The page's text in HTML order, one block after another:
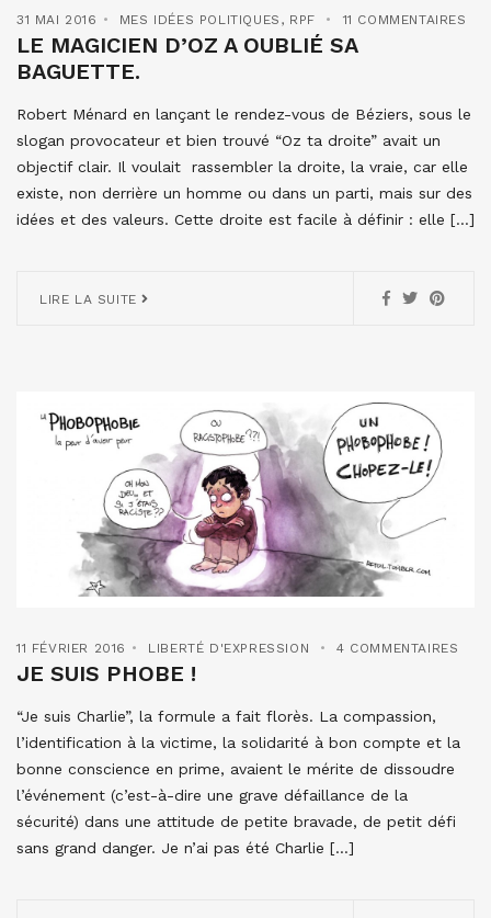
31 MAI 2016 MES IDÉES POLITIQUES , RPF 11 COMMENTAIRES
LE MAGICIEN D’OZ A OUBLIÉ SA
BAGUETTE.
Robert Ménard en lançant le rendez-vous de Béziers, sous le
slogan provocateur et bien trouvé “Oz ta droite” avait un
objectif clair. Il voulait rassembler la droite, la vraie, car elle
existe, non derrière un homme ou dans un parti, mais sur des
idées et des valeurs. Cette droite est facile à définir : elle […]
LIRE LA SUITE
11 FÉVRIER 2016 LIBERTÉ D'EXPRESSION 4 COMMENTAIRES
JE SUIS PHOBE !
“Je suis Charlie”, la formule a fait florès. La compassion,
l’identification à la victime, la solidarité à bon compte et la
bonne conscience en prime, avaient le mérite de dissoudre
l’événement (c’est-à-dire une grave défaillance de la
sécurité) dans une attitude de petite bravade, de petit défi
sans grand danger. Je n’ai pas été Charlie […]